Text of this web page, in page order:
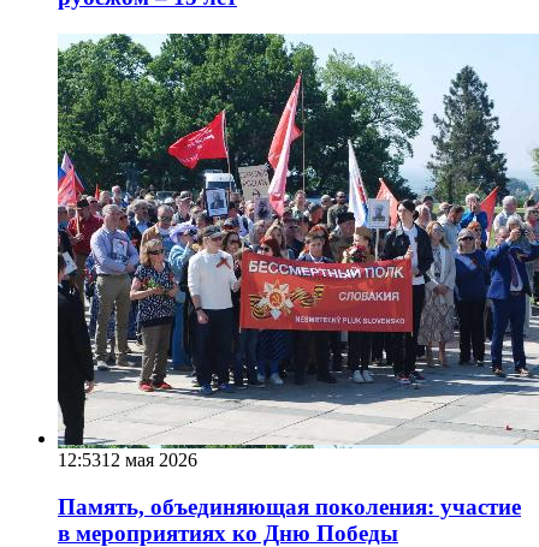
12:5312 мая 2026
Память, объединяющая поколения: участие
в мероприятиях ко Дню Победы